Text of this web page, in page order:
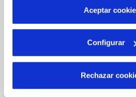
más información en nuestra
Aceptar
Configurar
Rechazar
Gestiones Online
FACTURAS, PAGOS Y CONSUMOS
MODIFICACIÓN DE DATOS